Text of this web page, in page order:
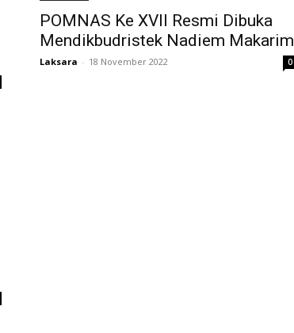
POMNAS Ke XVII Resmi Dibuka
Mendikbudristek Nadiem Makarim
Laksara - 18 November 2022 0